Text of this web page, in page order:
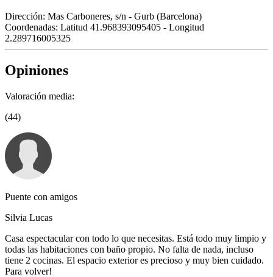
Dirección: Mas Carboneres, s/n - Gurb (Barcelona)
Coordenadas: Latitud 41.968393095405 - Longitud
2.289716005325
Opiniones
Valoración media:
(44)
Puente con amigos
Silvia Lucas
Casa espectacular con todo lo que necesitas. Está todo muy limpio y
todas las habitaciones con baño propio. No falta de nada, incluso
tiene 2 cocinas. El espacio exterior es precioso y muy bien cuidado.
Para volver!